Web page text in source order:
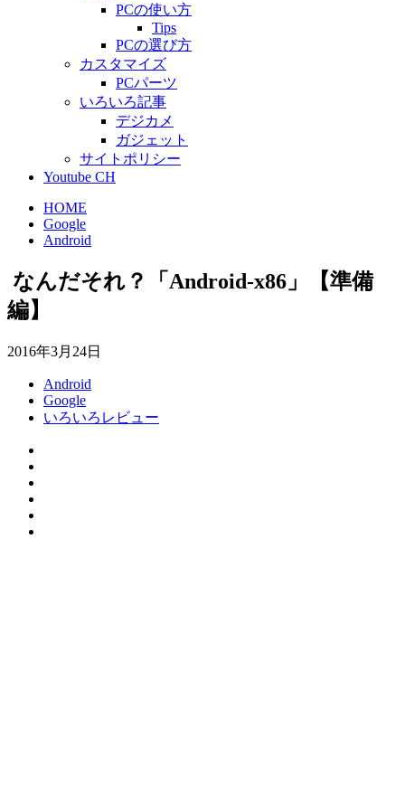
PCの使い方
Tips
PCの選び方
カスタマイズ
PCパーツ
いろいろ記事
デジカメ
ガジェット
サイトポリシー
Youtube CH
HOME
Google
Android
​ なんだそれ？「Android-x86」【準備
編】
2016年3月24日
Android
Google
いろいろレビュー